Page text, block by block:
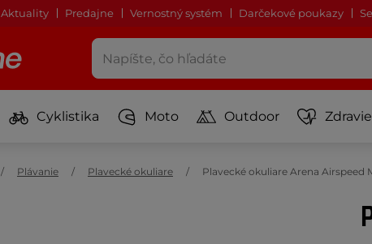
Aktuality Predajne Vernostný systém Darčekové poukazy
Cyklistika Moto Outdoor
Plávanie Plavecké okuliare Plavecké okuliare Arena Airspeed